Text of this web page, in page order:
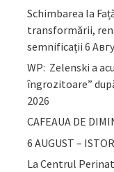
Schimbarea la
transformării,
semnificații 6
WP: Zelenski a
îngrozitoare”
2026
CAFEAUA DE
6 AUGUST –
La Centrul